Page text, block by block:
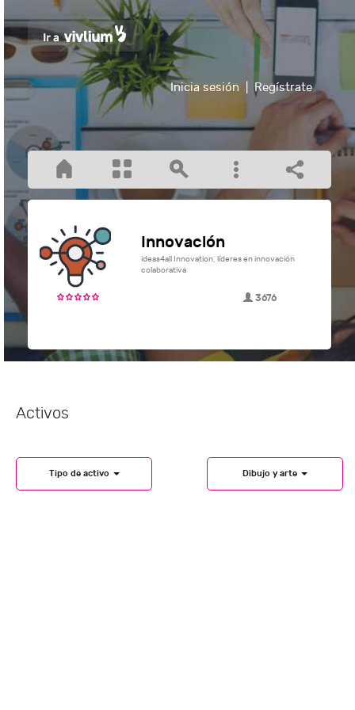
Inicia sesión Regístrate
Innovación
ideas4all Innovation, líderes en innovación
colaborativa
3676
Activos
Tipo de activo Dibujo y arte